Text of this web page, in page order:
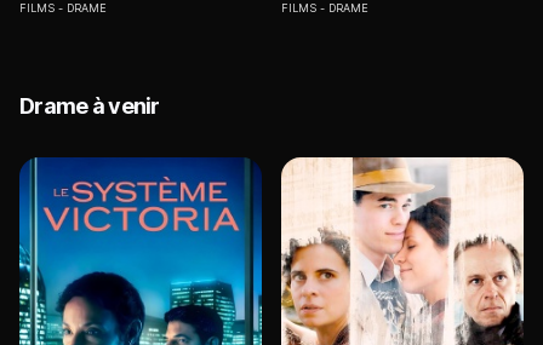
FILMS DRAME FILMS DRAME
Drame à venir